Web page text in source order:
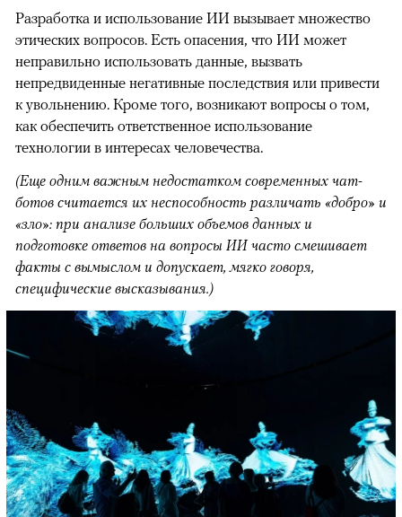
Разработка и использование ИИ вызывает множество
этических вопросов. Есть опасения, что ИИ может
неправильно использовать данные, вызвать
непредвиденные негативные последствия или привести
к увольнению. Кроме того, возникают вопросы о том,
как обеспечить ответственное использование
технологии в интересах человечества.
(Еще одним важным недостатком современных чат-
ботов считается их неспособность различать «добро» и
«зло»: при анализе больших объемов данных и
подготовке ответов на вопросы ИИ часто смешивает
факты с вымыслом и допускает, мягко говоря,
специфические высказывания.)